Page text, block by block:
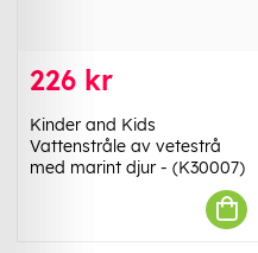
226 kr
Kinder and Kids
Vattenstråle av vetestrå
med marint djur - (K30007)